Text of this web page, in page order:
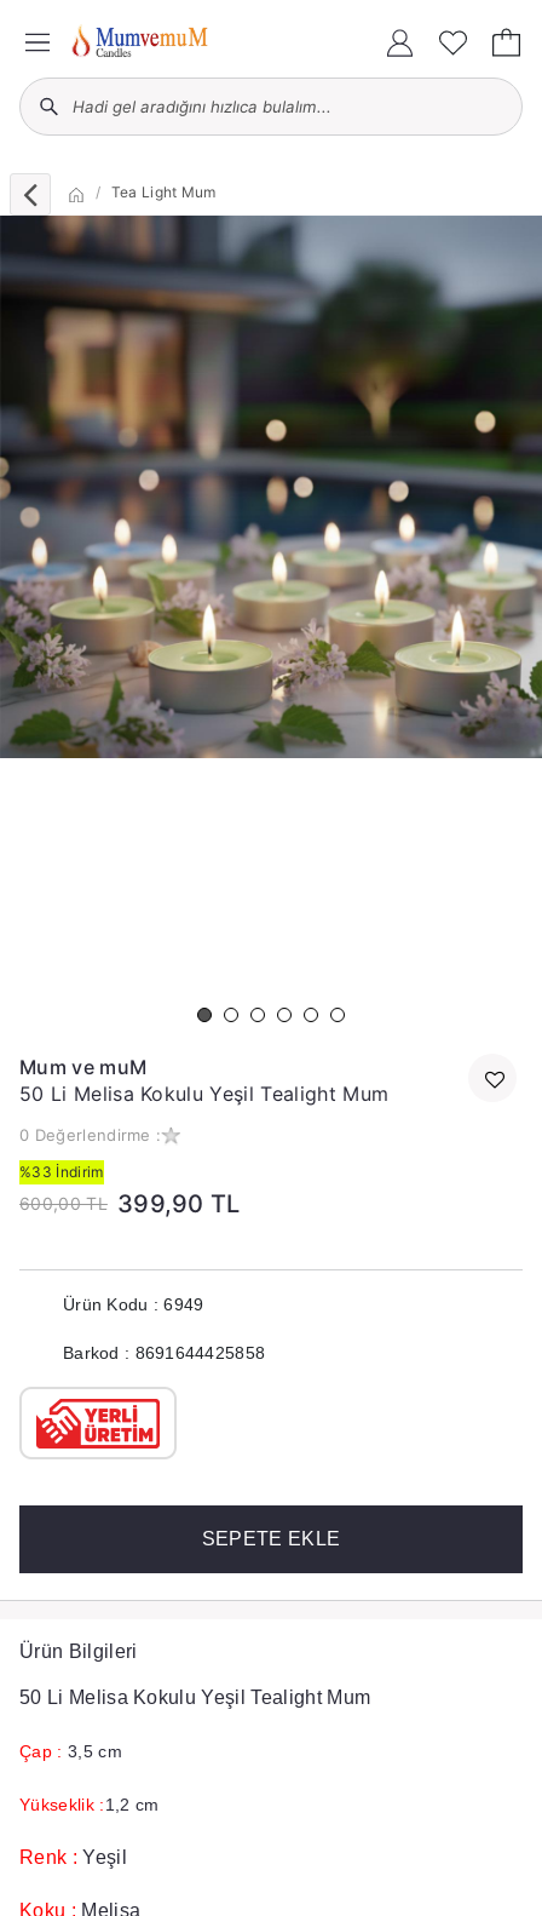
Tea Light Mum
Mum ve muM
50 Li Melisa Kokulu Yeşil Tealight Mum
0 Değerlendirme :
%33 İndirim
600,00 TL 399,90 TL
Ürün Kodu : 6949
Barkod : 8691644425858
SEPETE EKLE
Ürün Bilgileri
50 Li Melisa Kokulu Yeşil Tealight Mum
Çap : 3,5 cm
Yükseklik :1,2 cm
Renk :Yeşil
Koku : Melisa